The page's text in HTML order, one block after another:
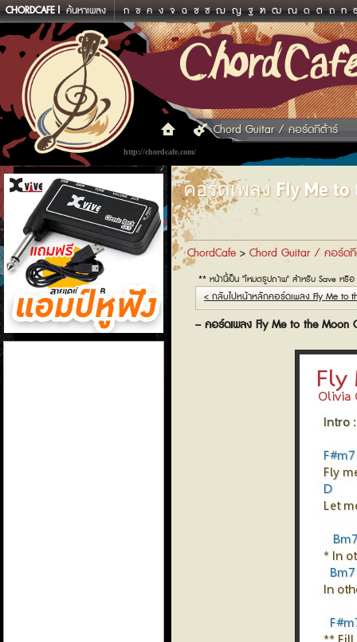
CHORDCAFE ค้นหาเพลง ก ข ค ง จ ฉ ช ซ ฌ ญ ฐ ฑ ฒ ณ ด ต ถ ท
http://chordcafe.com/
Chord Guitar / คอร์ดกีต้าร์
แอมป์หูฟัง
คอร์ดเพลง Fly Me to
ChordCafe > Chord Guitar / คอร์ด
** หน้านี้เป็น "โหมดรูปภาพ" สำหรับ Save หรื
< กลับไปหน้าหลักคอร์ดเพลง Fly Me to
– คอร์ดเพลง Fly Me to the Moon